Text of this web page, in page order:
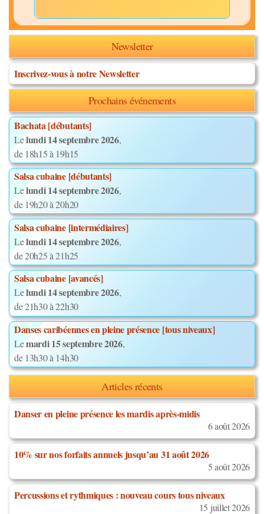
Newsletter
Inscrivez-vous à notre Newsletter
Prochains événements
Bachata [débutants]
Lelundi 14 septembre 2026,
de 18h15 à 19h15
Salsa cubaine [débutants]
Lelundi 14 septembre 2026,
de 19h20 à 20h20
Salsa cubaine [intermédiaires]
Lelundi 14 septembre 2026,
de 20h25 à 21h25
Salsa cubaine [avancés]
Lelundi 14 septembre 2026,
de 21h30 à 22h30
Danses caribéennes en pleine présence [tous niveaux]
Lemardi 15 septembre 2026,
de 13h30 à 14h30
Articles récents
Danser en pleine présence les mardis après-midis
6 août 2026
10% sur nos forfaits annuels jusqu’au 31 août 2026
5 août 2026
Percussions et rythmiques : nouveau cours tous niveaux
15 juillet 2026